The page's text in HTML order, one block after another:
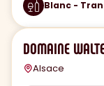
Blanc -
DOMAINE
Alsace